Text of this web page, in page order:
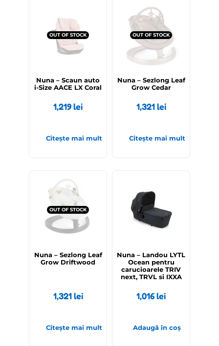
OUT OF STOCK
Nuna – Scaun auto
i-Size AACE LX Coral
1,219lei
Citește mai mult
OUT OF STOCK
Nuna – Sezlong Leaf
Grow Cedar
1,321lei
Citește mai mult
OUT OF STOCK
Nuna – Sezlong Leaf
Grow Driftwood
1,321lei
Citește mai mult
Nuna – Landou LYTL
Ocean pentru
carucioarele TRIV
next, TRVL si IXXA
1,016lei
Adaugă în coș